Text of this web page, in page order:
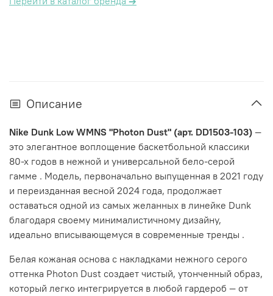
Описание
Nike Dunk Low WMNS "Photon Dust" (арт. DD1503-103) —
это элегантное воплощение баскетбольной классики
80-х годов в нежной и универсальной бело-серой
гамме . Модель, первоначально выпущенная в 2021 году
и переизданная весной 2024 года, продолжает
оставаться одной из самых желанных в линейке Dunk
благодаря своему минималистичному дизайну,
идеально вписывающемуся в современные тренды .
Белая кожаная основа с накладками нежного серого
оттенка Photon Dust создает чистый, утонченный образ,
который легко интегрируется в любой гардероб — от